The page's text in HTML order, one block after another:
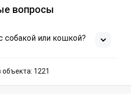
вопросы
собакой или кошкой?
1221